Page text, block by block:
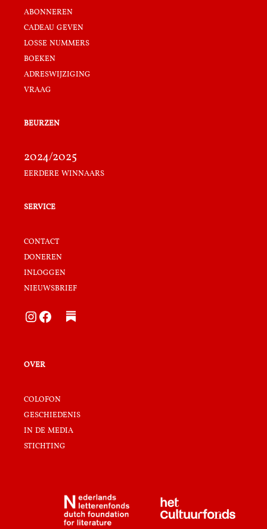
abonneren
cadeau geven
losse nummers
boeken
adreswijziging
vraag
beurzen
2024/2025
eerdere winnaars
service
contact
doneren
inloggen
nieuwsbrief
Instagram Facebook
over
colofon
geschiedenis
in de media
stichting